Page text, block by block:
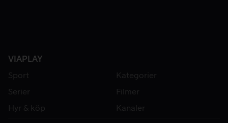
VIAPLAY
Sport
Kategorier
Serier
Filmer
Hyr & köp
Kanaler